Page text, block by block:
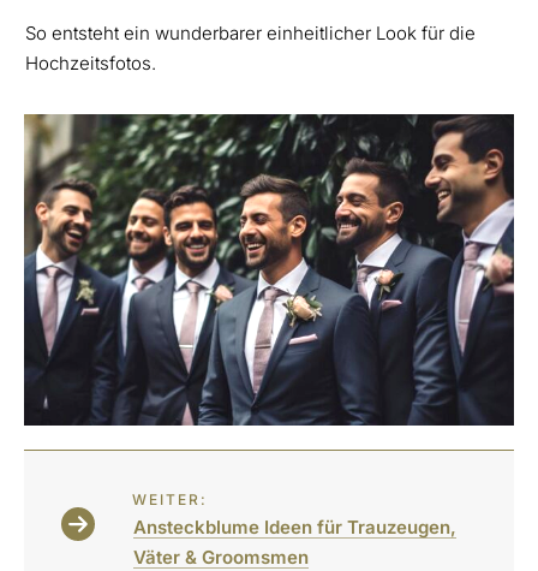
So entsteht ein wunderbarer einheitlicher Look für die
Hochzeitsfotos.
WEITER:
Ansteckblume Ideen für Trauzeugen,
Väter & Groomsmen